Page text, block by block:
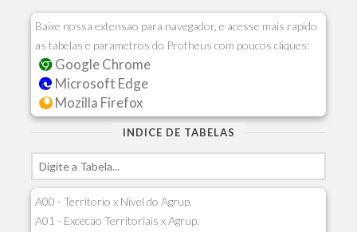
Baixe nossa extensao para navegador, e acesse mais rapido
as tabelas e parametros do Protheus com poucos cliques:
Google Chrome
Microsoft Edge
Mozilla Firefox
INDICE DE TABELAS
A00 - Territorio x Nivel do Agrup.
A01 - Excecao Territoriais x Agrup.